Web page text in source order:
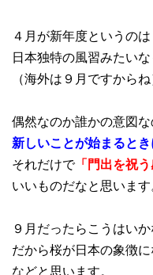
４月が新年度というのは
日本独特の風習みたい
（海外は９月ですからね
偶然なのか誰かの意図
新しいことが始まると
それだけで「門出を祝う
いいものだなと思います
９月だったらこうはい
だから桜が日本の象徴
などと思います。